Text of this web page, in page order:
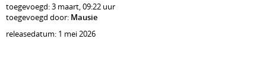
toegevoegd: 3 maart, 09:22 uur
toegevoegd door: Mausie
releasedatum: 1 mei 2026